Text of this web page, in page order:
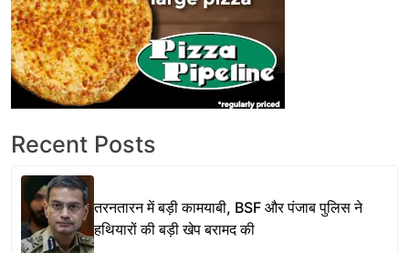
Recent Posts
तरनतारन में बड़ी कामयाबी, BSF और पंजाब पुलिस ने
हथियारों की बड़ी खेप बरामद की